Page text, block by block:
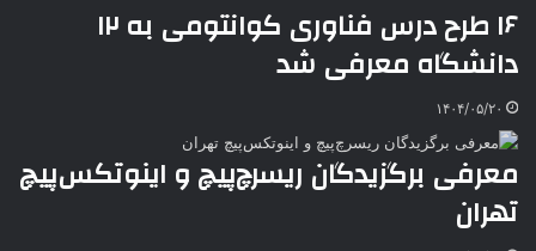
۱۶ طرح درس فناوری کوانتومی به ۱۲
دانشگاه معرفی شد
۱۴۰۴/۰۵/۲۰
معرفی برگزیدگان ریسرچ‌پیچ و اینوتکس‌پیچ
تهران